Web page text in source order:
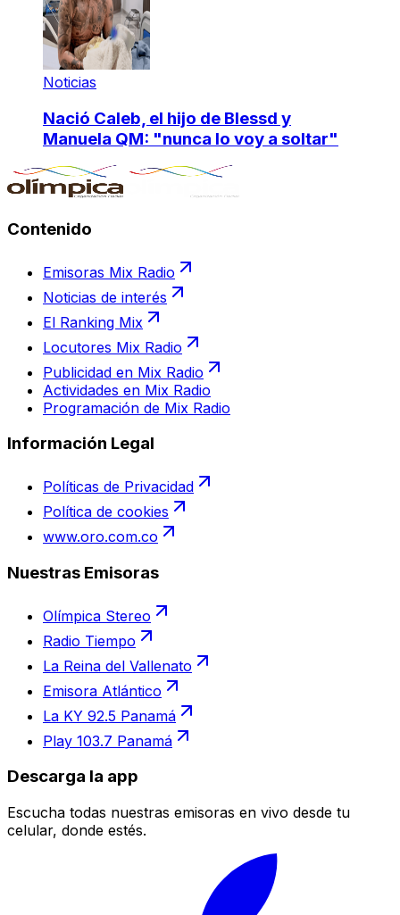
Noticias
Nació Caleb, el hijo de Blessd y
Manuela QM: "nunca lo voy a soltar"
Contenido
Emisoras Mix Radio
Noticias de interés
El Ranking Mix
Locutores Mix Radio
Publicidad en Mix Radio
Actividades en Mix Radio
Programación de Mix Radio
Información Legal
Políticas de Privacidad
Política de cookies
www.oro.com.co
Nuestras Emisoras
Olímpica Stereo
Radio Tiempo
La Reina del Vallenato
Emisora Atlántico
La KY 92.5 Panamá
Play 103.7 Panamá
Descarga la app
Escucha todas nuestras emisoras en vivo desde tu
celular, donde estés.